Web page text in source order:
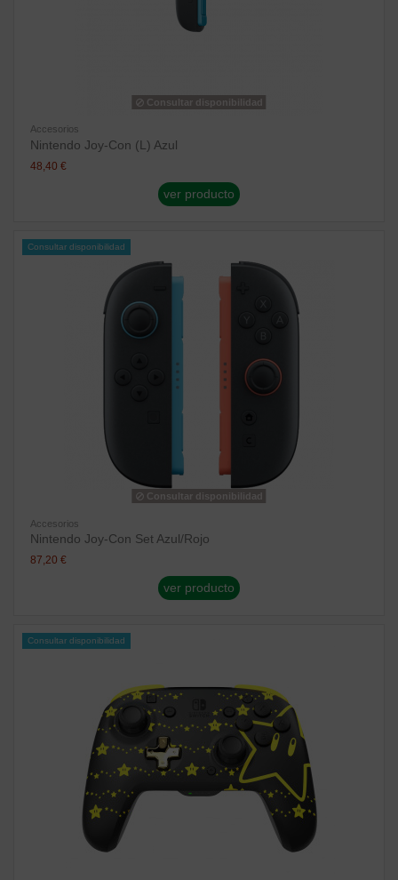
Consultar disponibilidad
Accesorios
Nintendo Joy-Con (L) Azul
48,40 €
ver producto
Consultar disponibilidad
Consultar disponibilidad
Accesorios
Nintendo Joy-Con Set Azul/Rojo
87,20 €
ver producto
Consultar disponibilidad